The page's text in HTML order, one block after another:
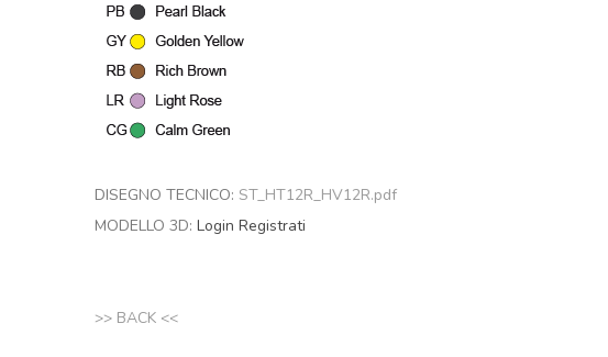
DISEGNO TECNICO: ST_HT12R_HV12R.pdf
MODELLO 3D: Login Registrati
>> BACK <<